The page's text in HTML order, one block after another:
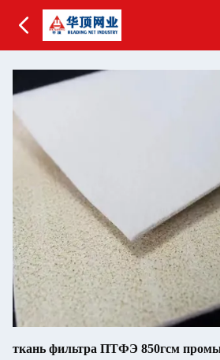
ткань фильтра ПТФЭ 850гсм